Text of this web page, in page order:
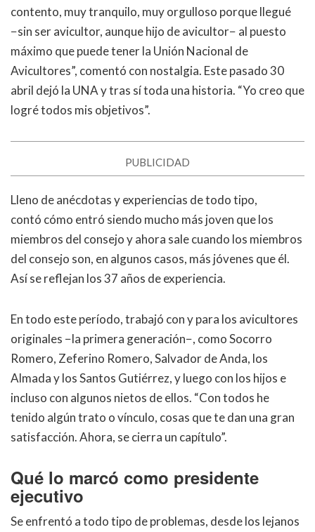
contento, muy tranquilo, muy orgulloso porque llegué
−sin ser avicultor, aunque hijo de avicultor− al puesto
máximo que puede tener la Unión Nacional de
Avicultores”, comentó con nostalgia. Este pasado 30
abril dejó la UNA y tras sí toda una historia. “Yo creo que
logré todos mis objetivos”.
PUBLICIDAD
Lleno de anécdotas y experiencias de todo tipo,
contó cómo entró siendo mucho más joven que los
miembros del consejo y ahora sale cuando los miembros
del consejo son, en algunos casos, más jóvenes que él.
Así se reflejan los 37 años de experiencia.
En todo este período, trabajó con y para los avicultores
originales −la primera generación−, como Socorro
Romero, Zeferino Romero, Salvador de Anda, los
Almada y los Santos Gutiérrez, y luego con los hijos e
incluso con algunos nietos de ellos. “Con todos he
tenido algún trato o vínculo, cosas que te dan una gran
satisfacción. Ahora, se cierra un capítulo”.
Qué lo marcó como presidente
ejecutivo
Se enfrentó a todo tipo de problemas, desde los lejanos